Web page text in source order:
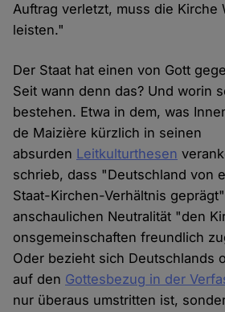
Auftrag verletzt, muss die Kirche
leisten."
Der Staat hat einen von Gott
Seit wann denn das? Und worin
bestehen. Etwa in dem, was
de Maizière kürzlich in seinen
absurden Leitkulturthesen
schrieb, dass "Deutsch­land von
Staat-Kir­chen-Ver­hält­nis
an­schau­lichen Neu­tralität "den
ons­ge­mein­schaf­ten freund­lich
Oder bezieht sich Deutschlands
auf den Gottesbezug in der
nur überaus umstritten ist,